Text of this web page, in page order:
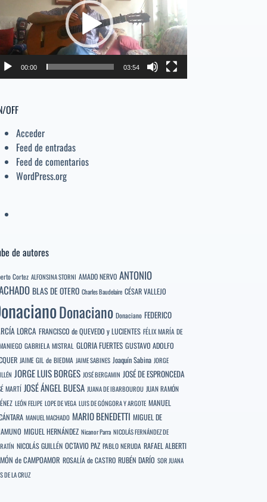
volumen.
00:00 03:54
OFF
Acceder
Feed de entradas
Feed de comentarios
WordPress.org
de autores
Cortez ALFONSINA STORNI AMADO NERVO ANTONIO
BLAS DE OTERO Charles Baudelaire CÉSAR VALLEJO
Donaciano Donaciano FEDERICO
LORCA FRANCISCO de QUEVEDO y LUCIENTES FÉLIX MARÍA DE
GABRIELA MISTRAL GLORIA FUERTES GUSTAVO ADOLFO
JAIME GIL de BIEDMA JAIME SABINES Joaquín Sabina JORGE
JORGE LUIS BORGES JOSÉ BERGAMIN JOSÉ DE ESPRONCEDA
MARTÍ JOSÉ ÁNGEL BUESA JUANA DE IBARBOUROU JUAN RAMÓN
LEÓN FELIPE LOPE DE VEGA LUIS DE GÓNGORA Y ARGOTE MANUEL
MANUEL MACHADO MARIO BENEDETTI MIGUEL DE
MIGUEL HERNÁNDEZ Nicanor Parra NICOLÁS FERNÁNDEZ DE
NICOLÁS GUILLÉN OCTAVIO PAZ PABLO NERUDA RAFAEL ALBERTI
de CAMPOAMOR ROSALÍA de CASTRO RUBÉN DARÍO SOR JUANA
DE LA CRUZ